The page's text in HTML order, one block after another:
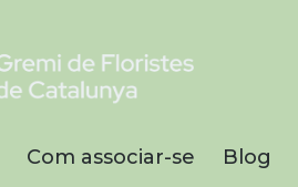
Com associar-se Blog